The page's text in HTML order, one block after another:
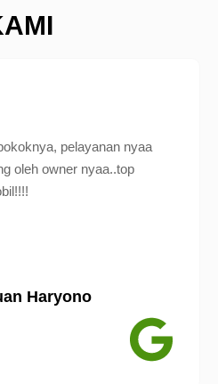
pelayanan nyaa
oleh owner nyaa..top
Haryono